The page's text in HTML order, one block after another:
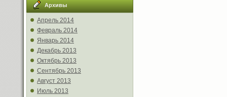
Архивы
Апрель 2014
Февраль 2014
Январь 2014
Декабрь 2013
Октябрь 2013
Сентябрь 2013
Август 2013
Июль 2013